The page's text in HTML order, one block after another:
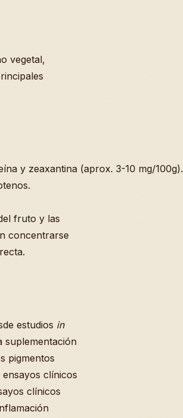
vegetal,
y zeaxantina (aprox. 3-10 mg/100g).
fruto y las
concentrarse
estudios in
suplementación
pigmentos
clínicos
clínicos